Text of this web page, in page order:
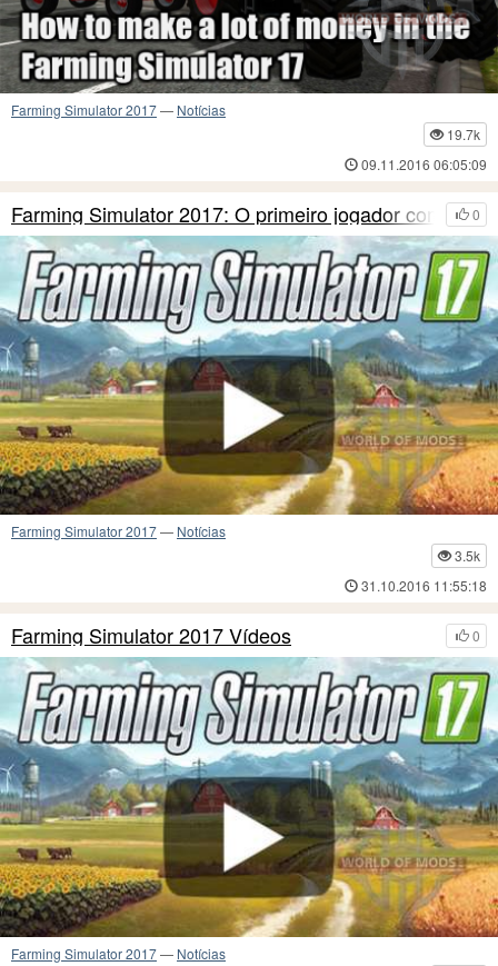
Farming Simulator 2017— Notícias
19.7k
09.11.2016 06:05:09
0
Farming Simulator 2017: O primeiro jogador comen
Farming Simulator 2017— Notícias
3.5k
31.10.2016 11:55:18
0
Farming Simulator 2017 Vídeos
Farming Simulator 2017— Notícias